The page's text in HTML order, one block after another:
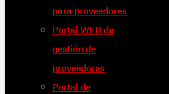
para proveedores
Portal WEB de
gestión de
proveedores
Portal de